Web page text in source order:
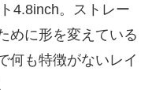
4.8inch。ストレー
めに形を変えている
何も特徴がないレイ